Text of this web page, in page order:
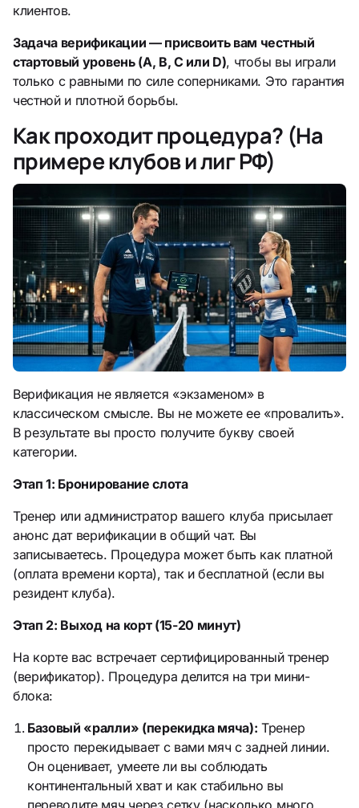
клиентов.
Задача верификации — присвоить вам честный
стартовый уровень (A, B, C или D), чтобы вы играли
только с равными по силе соперниками. Это гарантия
честной и плотной борьбы.
Как проходит процедура? (На
примере клубов и лиг РФ)
Верификация не является «экзаменом» в
классическом смысле. Вы не можете ее «провалить».
В результате вы просто получите букву своей
категории.
Этап 1: Бронирование слота
Тренер или администратор вашего клуба присылает
анонс дат верификации в общий чат. Вы
записываетесь. Процедура может быть как платной
(оплата времени корта), так и бесплатной (если вы
резидент клуба).
Этап 2: Выход на корт (15-20 минут)
На корте вас встречает сертифицированный тренер
(верификатор). Процедура делится на три мини-
блока:
Базовый «ралли» (перекидка мяча): Тренер
просто перекидывает с вами мяч с задней линии.
Он оценивает, умеете ли вы соблюдать
континентальный хват и как стабильно вы
переводите мяч через сетку (насколько много